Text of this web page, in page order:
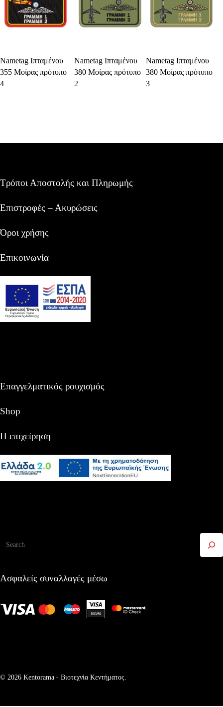
Select Options
Nametag Ιπταμένου
355 Μοίρας πρότυπο
4
Select Options
Nametag Ιπταμένου
380 Μοίρας πρότυπο
2
Select Options
Nametag Ιπταμένου
380 Μοίρας πρότυπο
3
Τρόποι Αποστολής και Πληρωμής
Επιστροφές – Ακυρώσεις
Όροι χρήσης
Επικοινωνία
Επαγγελματικός ρουχισμός
Shop
Η επιχείρηση
Ασφαλείς συναλλαγές μέσω
© 2026 Kentorama - Bιοτεχνία Kεντήματος.